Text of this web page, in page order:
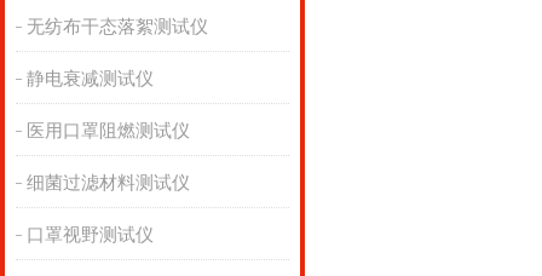
无纺布干态落絮测试仪
静电衰减测试仪
医用口罩阻燃测试仪
细菌过滤材料测试仪
口罩视野测试仪